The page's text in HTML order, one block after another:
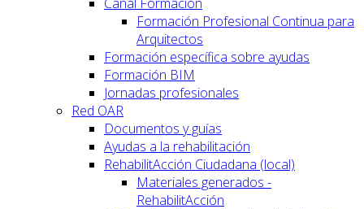
Formación Profesional Continua para
Arquitectos
Formación específica sobre ayudas
Formación BIM
Jornadas profesionales
Red OAR
Documentos y guías
Ayudas a la rehabilitación
RehabilitAcción Ciudadana (local)
Materiales generados -
RehabilitAcción